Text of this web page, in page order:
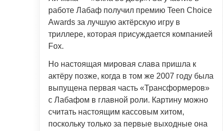
работе Лабаф получил премию Teen Choice
Awards за лучшую актёрскую игру в
триллере, которая присуждается компанией
Fox.
Но настоящая мировая слава пришла к
актёру позже, когда в том же 2007 году была
выпущена первая часть «Трансформеров»
с Лабафом в главной роли. Картину можно
считать настоящим кассовым хитом,
поскольку только за первые выходные она